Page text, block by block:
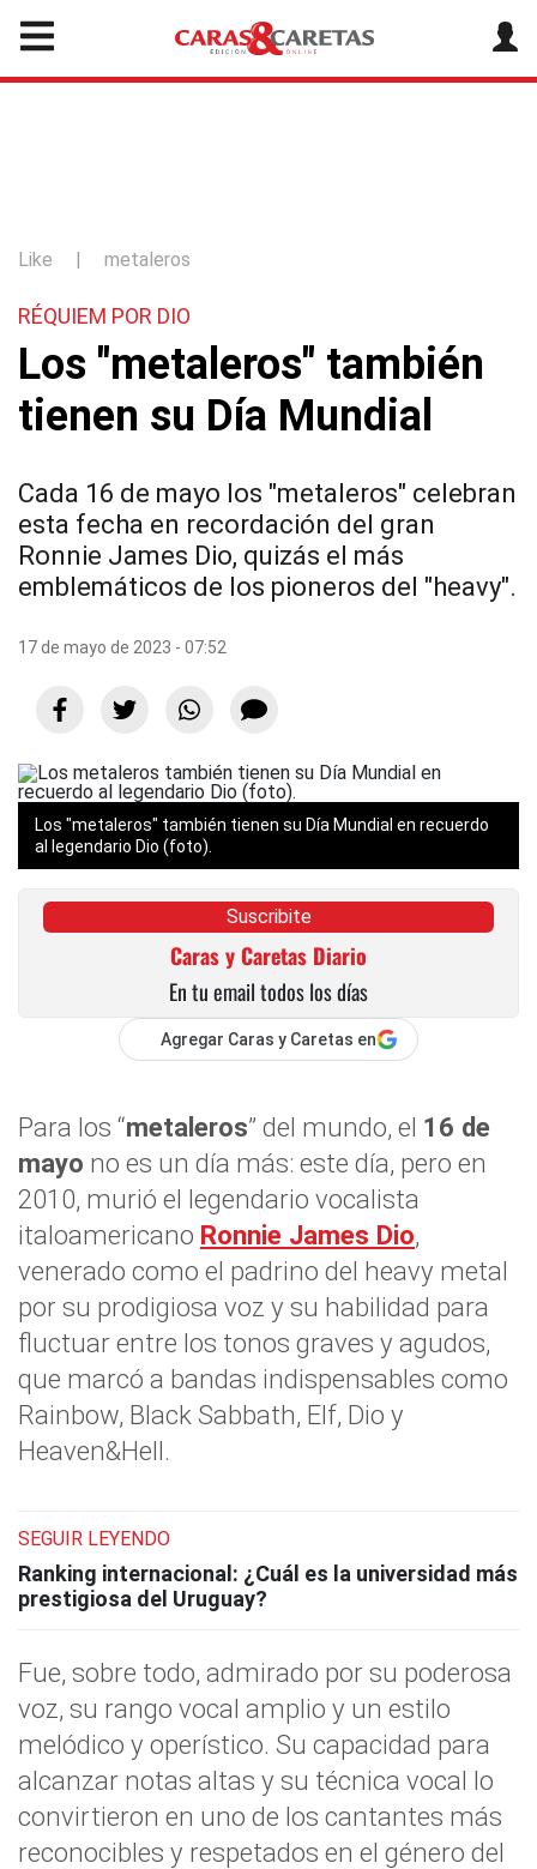
Like | metaleros
RÉQUIEM POR DIO
Los "metaleros" también
tienen su Día Mundial
Cada 16 de mayo los "metaleros" celebran
esta fecha en recordación del gran
Ronnie James Dio, quizás el más
emblemáticos de los pioneros del "heavy".
17 de mayo de 2023 - 07:52
Los "metaleros" también tienen su Día Mundial en recuerdo
al legendario Dio (foto).
Suscribite
Caras y Caretas Diario
En tu email todos los días
Agregar Caras y Caretas en
Para los “metaleros” del mundo, el 16 de
mayo no es un día más: este día, pero en
2010, murió el legendario vocalista
italoamericano Ronnie James Dio,
venerado como el padrino del heavy metal
por su prodigiosa voz y su habilidad para
fluctuar entre los tonos graves y agudos,
que marcó a bandas indispensables como
Rainbow, Black Sabbath, Elf, Dio y
Heaven&Hell.
SEGUIR LEYENDO
Ranking internacional: ¿Cuál es la universidad más
prestigiosa del Uruguay?
Fue, sobre todo, admirado por su poderosa
voz, su rango vocal amplio y un estilo
melódico y operístico. Su capacidad para
alcanzar notas altas y su técnica vocal lo
convirtieron en uno de los cantantes más
reconocibles y respetados en el género del